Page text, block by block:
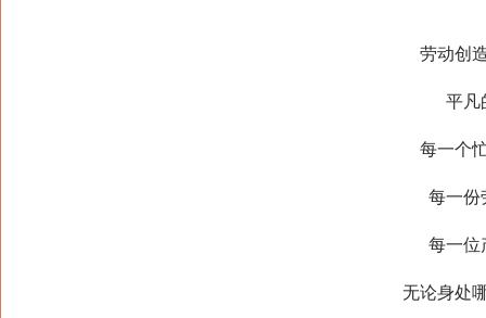
劳动创造
平凡的
每一个忙
每一份劳
每一位产
无论身处哪